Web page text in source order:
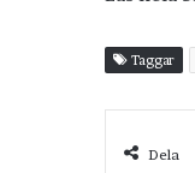
Taggar
Dela